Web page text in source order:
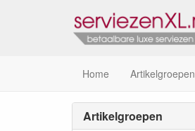
Home Artikelgroepen
Artikelgroepen